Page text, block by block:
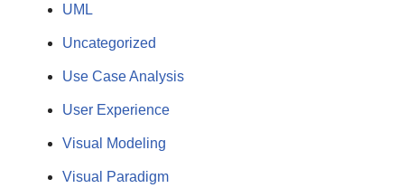
UML
Uncategorized
Use Case Analysis
User Experience
Visual Modeling
Visual Paradigm